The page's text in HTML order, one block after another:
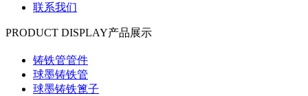
联系我们
PRODUCT DISPLAY产品展示
铸铁管管件
球墨铸铁管
球墨铸铁篦子